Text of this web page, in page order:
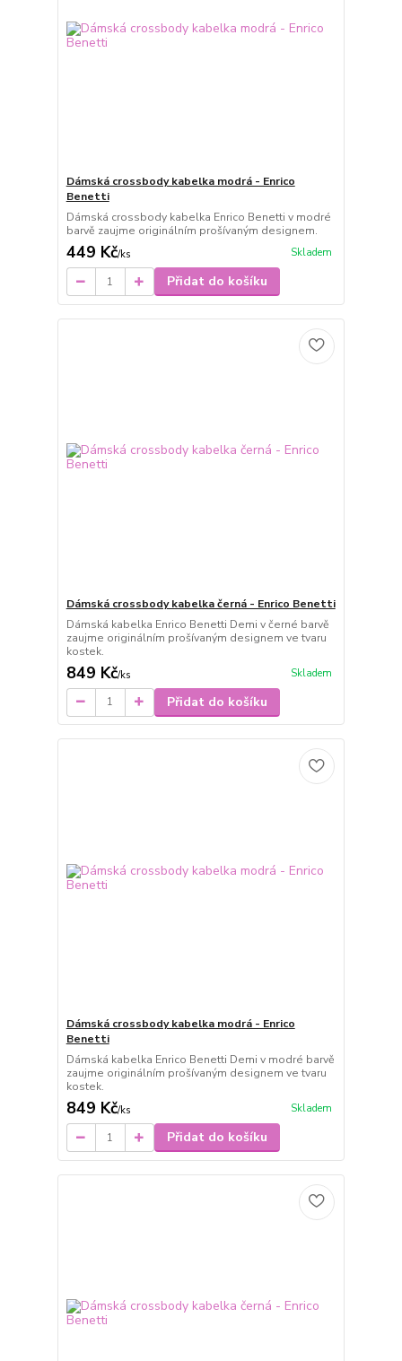
Dámská crossbody kabelka modrá - Enrico
Benetti
Dámská crossbody kabelka Enrico Benetti v modré
barvě zaujme originálním prošívaným designem.
449 Kč/ks Skladem
Přidat do košíku
Dámská crossbody kabelka černá - Enrico Benetti
Dámská kabelka Enrico Benetti Demi v černé barvě
zaujme originálním prošívaným designem ve tvaru
kostek.
849 Kč/ks Skladem
Přidat do košíku
Dámská crossbody kabelka modrá - Enrico
Benetti
Dámská kabelka Enrico Benetti Demi v modré barvě
zaujme originálním prošívaným designem ve tvaru
kostek.
849 Kč/ks Skladem
Přidat do košíku